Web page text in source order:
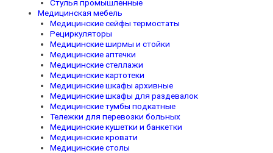
Стулья промышленные
Медицинская мебель
Медицинские сейфы термостаты
Рециркуляторы
Медицинские ширмы и стойки
Медицинские аптечки
Медицинские стеллажи
Медицинские картотеки
Медицинские шкафы архивные
Медицинские шкафы для раздевалок
Медицинские тумбы подкатные
Тележки для перевозки больных
Медицинские кушетки и банкетки
Медицинские кровати
Медицинские столы